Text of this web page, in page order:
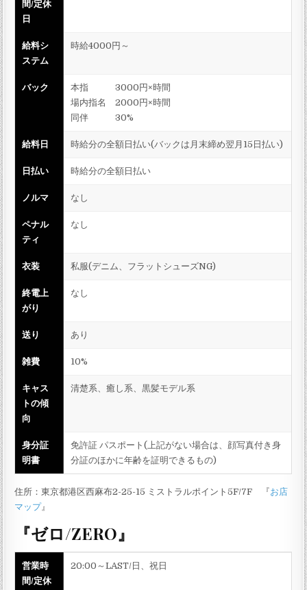
間/定休
日
給料シ
ステム
時給4000円～
バック
本指 3000円×時間
場内指名 2000円×時間
同伴 30%
給料日 時給分の全額日払い(バックは月末締め翌月15日払い)
日払い 時給分の全額日払い
ノルマ なし
ペナル
ティ
なし
衣装 私服(デニム、フラットシューズNG)
終電上
がり
なし
送り あり
雑費 10%
キャス
トの傾
向
清楚系、癒し系、黒髪モデル系
身分証
明書
免許証 パスポート(上記がない場合は、顔写真付き身
分証のほかに年齢を証明できるもの)
住所：東京都港区西麻布2-25-15 ミストラルポイント5F/7F 『お店
マップ』
『ゼロ/ZERO』
営業時
間/定休
20:00～LAST/日、祝日